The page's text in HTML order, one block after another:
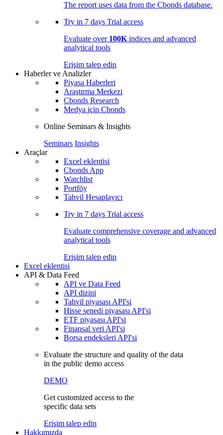
The report uses data from the Cbonds database.
Try in 7 days Trial access
Evaluate over 100K indices and advanced
analytical tools
Erişim talep edin
Haberler ve Analizler
Piyasa Haberleri
Araştırma Merkezi
Cbonds Research
Medya için Cbonds
Online Seminars & Insights
Seminars Insights
Araçlar
Excel eklentisi
Cbonds App
Watchlist
Portföy
Tahvil Hesaplayıcı
Try in 7 days Trial access
Evaluate comprehensive coverage and advanced
analytical tools
Erişim talep edin
Excel eklentisi
API & Data Feed
API ve Data Feed
API dizini
Tahvil piyasası API'si
Hisse senedi piyasası API'si
ETF piyasası API'si
Finansal veri API'si
Borsa endeksleri API'si
Evaluate the structure and quality of the data
in the public demo access
DEMO
Get customized access to the
specific data sets
Erişim talep edin
Hakkımızda